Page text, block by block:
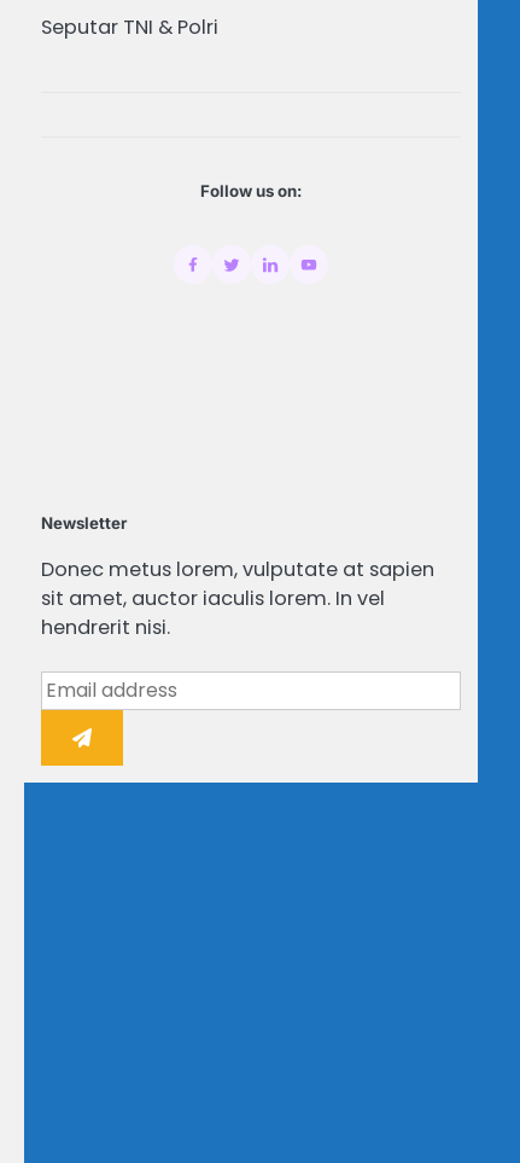
Seputar TNI & Polri
Follow us on:
Newsletter
Donec metus lorem, vulputate at sapien
sit amet, auctor iaculis lorem. In vel
hendrerit nisi.